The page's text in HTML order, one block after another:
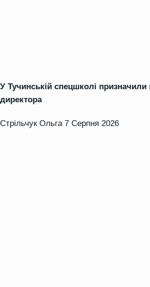
У Тучинській спецшколі призначили
директора
Стрільчук Ольга 7 Серпня 2026